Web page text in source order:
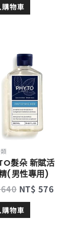
購物車
髮朵 新賦活
(男性專用)
始
價
格：
NT$ 640。
NT$ 576
購物車